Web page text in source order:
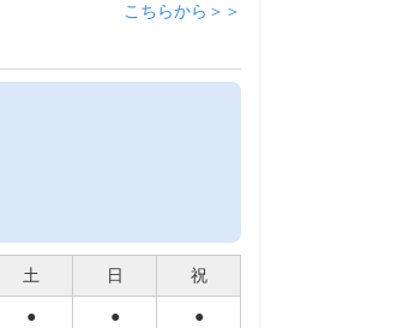
こちらから＞＞
土 日 祝
● ● ●